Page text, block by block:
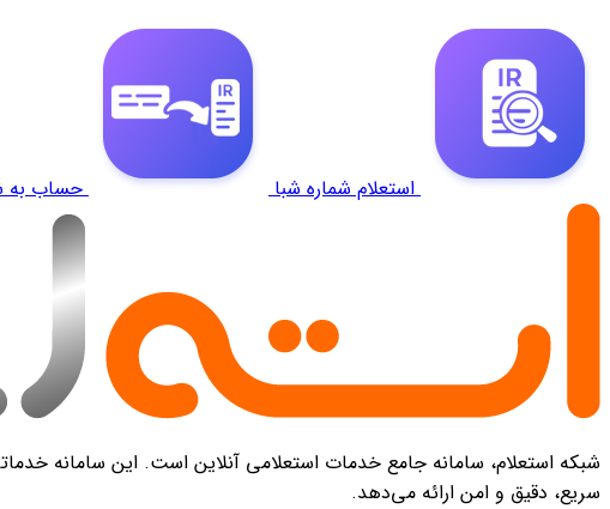
استعلام شماره شبا حساب به
شبکه استعلام، سامانه جامع خدمات استعلامی آنلاین است. این سامانه
سریع، دقیق و امن ارائه می‌دهد.